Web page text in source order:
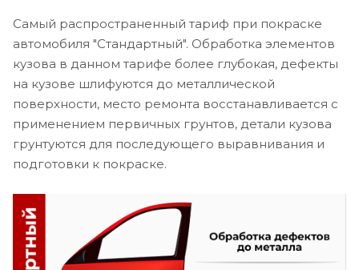
Самый распространенный тариф при покраске
автомобиля "Стандартный". Обработка элементов
кузова в данном тарифе более глубокая, дефекты
на кузове шлифуются до металлической
поверхности, место ремонта восстанавливается с
применением первичных грунтов, детали кузова
грунтуются для последующего выравнивания и
подготовки к покраске.